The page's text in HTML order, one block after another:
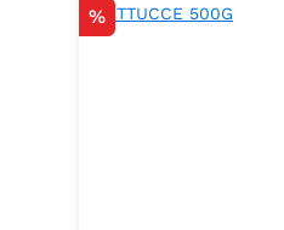
Rabatt
%